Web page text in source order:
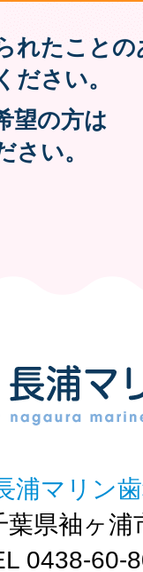
れたことの
ださい。
望の方は
さい。
浦マリン
県袖ヶ浦
0438-60-